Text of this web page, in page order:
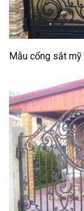
Mẫu cổng sắt